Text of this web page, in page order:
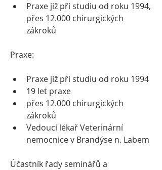
Praxe již při studiu od roku 1994,
přes 12.000 chirurgických
zákroků
Praxe:
Praxe již při studiu od roku 1994
19 let praxe
přes 12.000 chirurgických
zákroků
Vedoucí lékař Veterinární
nemocnice v Brandýse n. Labem
Účastník řady seminářů a